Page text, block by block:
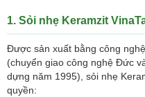
1. Sỏi nhẹ Keramzit
Được sản xuất bằng công
(chuyển giao công nghệ Đức
dựng năm 1995), sỏi nhẹ
quyền: